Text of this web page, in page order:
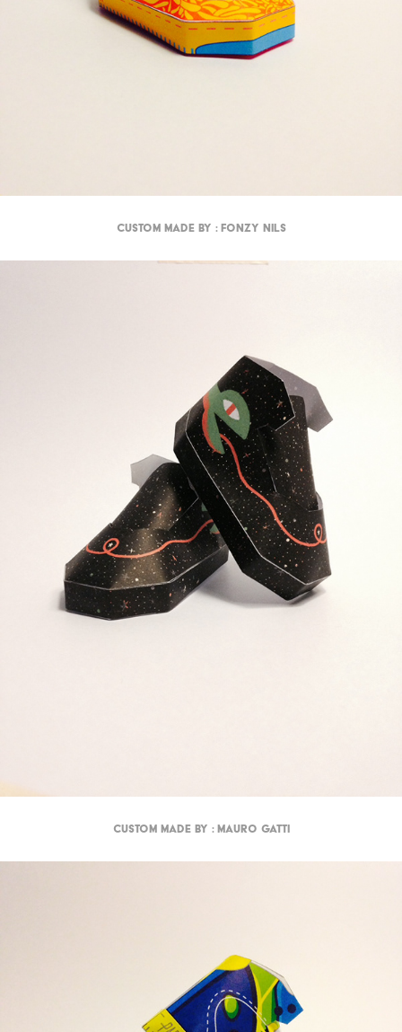
Custom made by : Fonzy Nils
Custom made by : Mauro Gatti